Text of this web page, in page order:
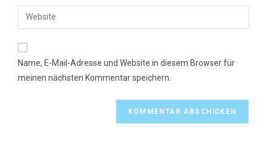
zum
Kommentieren
ein
E-
Mail-
zum
Kommentieren
ein
Gib
deine
Website-
Name, E-Mail-Adresse und Website in diesem Browser für
meinen nächsten Kommentar speichern.